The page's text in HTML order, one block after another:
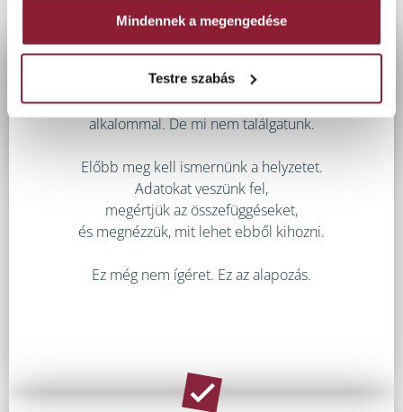
Mindennek a megengedése
Testre szabás
1. Első találkozás –
itt kezdődik minden
Igen, mindenki választ akar az első
alkalommal. De mi nem találgatunk.
Előbb meg kell ismernünk a helyzetet.
Adatokat veszünk fel,
megértjük az összefüggéseket,
és megnézzük, mit lehet ebből kihozni.
Ez még nem ígéret. Ez az alapozás.